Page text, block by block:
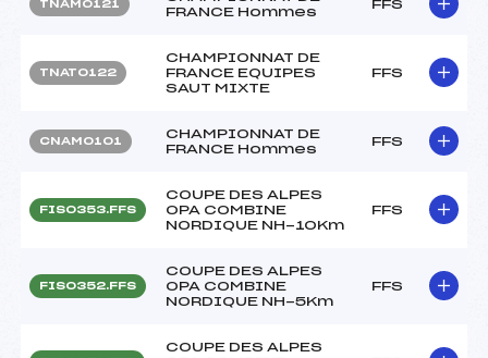
TNAM0121
FRANCE Hommes
FFS
TNAT0122
CHAMPIONNAT DE
FRANCE EQUIPES
SAUT MIXTE
FFS
CNAM0101
CHAMPIONNAT DE
FRANCE Hommes
FFS
FIS0353.FFS
COUPE DES ALPES
OPA COMBINE
NORDIQUE NH-10Km
FFS
FIS0352.FFS
COUPE DES ALPES
OPA COMBINE
NORDIQUE NH-5Km
FFS
COUPE DES ALPES